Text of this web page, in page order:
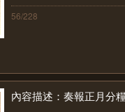
56/228
內容描述：奏報正月分